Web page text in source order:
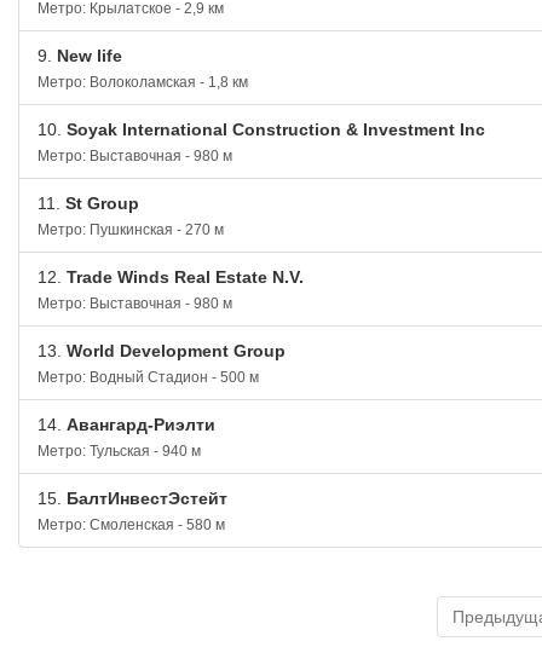
Метро: Крылатское - 2,9 км
9. New life
Метро: Волоколамская - 1,8 км
10. Soyak International Construction & Investment Inc
Метро: Выставочная - 980 м
11. St Group
Метро: Пушкинская - 270 м
12. Trade Winds Real Estate N.V.
Метро: Выставочная - 980 м
13. World Development Group
Метро: Водный Стадион - 500 м
14. Авангард-Риэлти
Метро: Тульская - 940 м
15. БалтИнвестЭстейт
Метро: Смоленская - 580 м